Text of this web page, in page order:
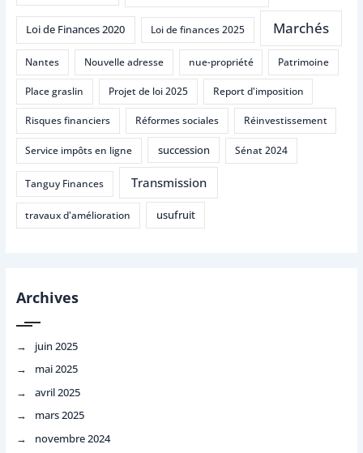
Loi de Finances 2020 Loi de finances 2025 Marchés
Nantes Nouvelle adresse nue-propriété Patrimoine
Place graslin Projet de loi 2025 Report d'imposition
Risques financiers Réformes sociales Réinvestissement
Service impôts en ligne succession Sénat 2024
Tanguy Finances Transmission
travaux d'amélioration usufruit
Archives
juin 2025
mai 2025
avril 2025
mars 2025
novembre 2024